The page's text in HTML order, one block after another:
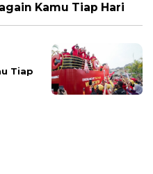
Kamu Tiap Hari
Tiap